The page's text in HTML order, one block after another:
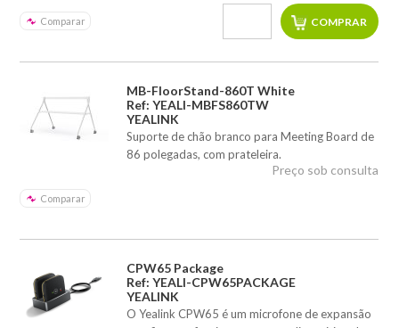
Comparar
MB-FloorStand-860T White
Ref: YEALI-MBFS860TW
YEALINK
Suporte de chão branco para Meeting Board de
86 polegadas, com prateleira.
Comparar
Preço sob consulta
CPW65 Package
Ref: YEALI-CPW65PACKAGE
YEALINK
O Yealink CPW65 é um microfone de expansão